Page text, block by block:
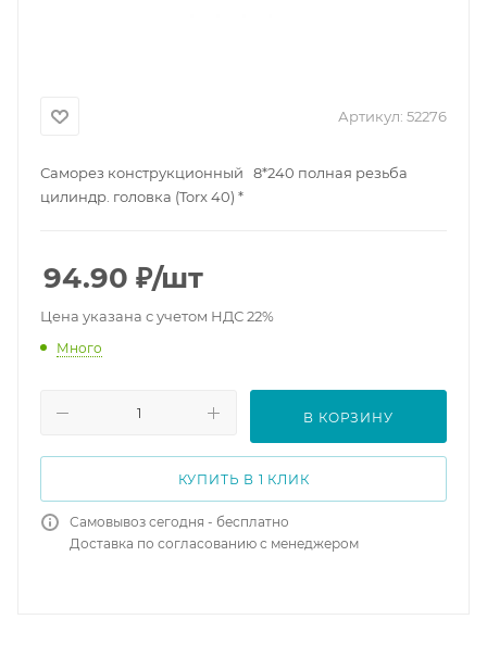
Артикул: 52276
Саморез конструкционный 8*240 полная резьба
цилиндр. головка (Torx 40) *
94.90 ₽/шт
Цена указана с учетом НДС 22%
Много
В КОРЗИНУ
КУПИТЬ В 1 КЛИК
Самовывоз сегодня - бесплатно
Доставка по согласованию с менеджером